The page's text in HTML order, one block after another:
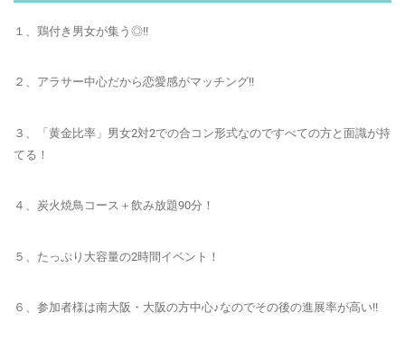
１、鶏付き男女が集う◎!!
２、アラサー中心だから恋愛感がマッチング!!
３、「黄金比率」男女2対2での合コン形式なのですべての方と面識が持
てる！
４、炭火焼鳥コース＋飲み放題90分！
５、たっぷり大容量の2時間イベント！
６、参加者様は南大阪・大阪の方中心♪なのでその後の進展率が高い!!